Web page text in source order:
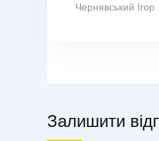
Чернявський Ігор
Залишити